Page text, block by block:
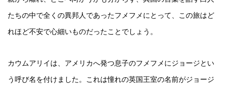
たちの中で全くの異邦人であったフメフメにとって、この旅はど
れほど不安で心細いものだったことでしょう。
カウムアリイは、アメリカへ発つ息子のフメフメにジョージとい
う呼び名を付けました。これは憧れの英国王室の名前がジョージ